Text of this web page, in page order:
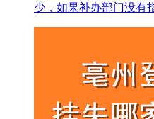
少，如果补办部门没有